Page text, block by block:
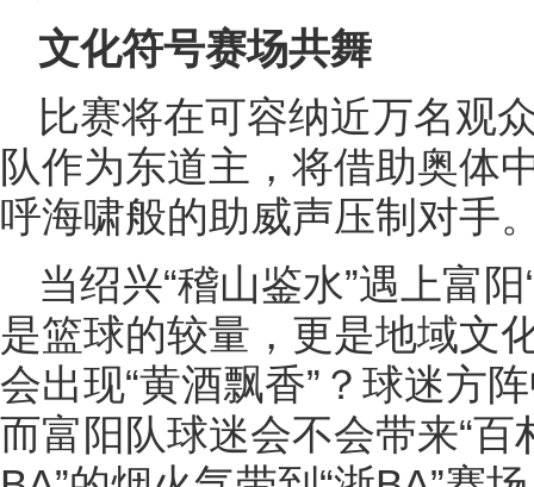
文化符号赛场共舞
比赛将在可容纳近万名观
队作为东道主，将借助奥体
呼海啸般的助威声压制对手
当绍兴“稽山鉴水”遇上富
是篮球的较量，更是地域文
会出现“黄酒飘香”？球迷方
而富阳队球迷会不会带来“百